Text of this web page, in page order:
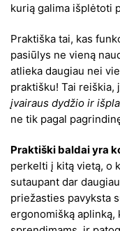
kurią galima išplėtoti
Praktiška tai, kas
pasiūlys ne vieną
atlieka daugiau nei
praktišku! Tai reiškia,
įvairaus dydžio ir
ne tik pagal
Praktiški baldai yra
perkelti į kitą vietą, o
sutaupant dar
priežasties pavyksta
ergonomišką